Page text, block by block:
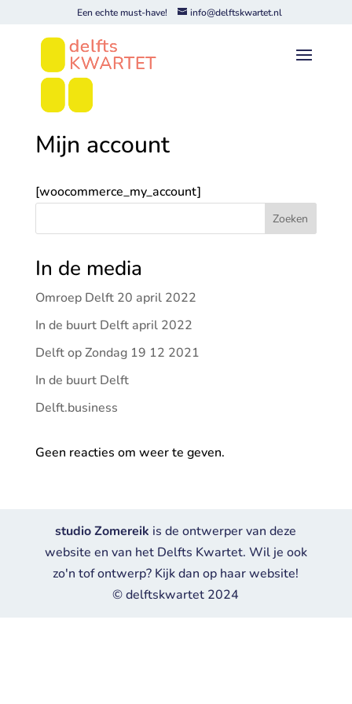
Een echte must-have! info@delftskwartet.nl
Mijn account
[woocommerce_my_account]
Zoeken
In de media
Omroep Delft 20 april 2022
In de buurt Delft april 2022
Delft op Zondag 19 12 2021
In de buurt Delft
Delft.business
Geen reacties om weer te geven.
studio Zomereik is de ontwerper van deze
website en van het Delfts Kwartet. Wil je ook
zo'n tof ontwerp? Kijk dan op haar website!
© delftskwartet 2024